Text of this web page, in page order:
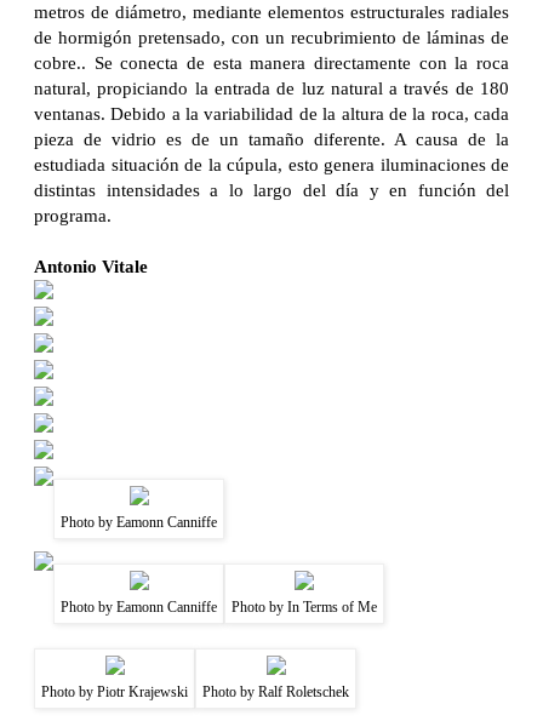
metros de diámetro, mediante elementos estructurales radiales
de hormigón pretensado, con un recubrimiento de láminas de
cobre.. Se conecta de esta manera directamente con la roca
natural, propiciando la entrada de luz natural a través de 180
ventanas. Debido a la variabilidad de la altura de la roca, cada
pieza de vidrio es de un tamaño diferente. A causa de la
estudiada situación de la cúpula, esto genera iluminaciones de
distintas intensidades a lo largo del día y en función del
programa.
Antonio Vitale
Photo by Eamonn Canniffe
Photo by Eamonn Canniffe Photo by In Terms of Me
Photo by Piotr Krajewski Photo by Ralf Roletschek